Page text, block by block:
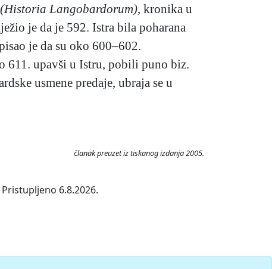
(Historia Langobardorum), kronika u
je da je 592. Istra bila poharana
je da su oko 600–602.
611. upavši u Istru, pobili puno biz.
usmene predaje, ubraja se u
članak preuzet iz tiskanog izdanja 2005.
6.8.2026.